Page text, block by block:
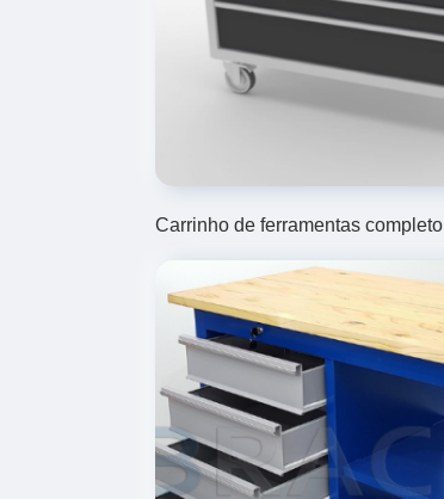
Carrinho de ferramentas completo